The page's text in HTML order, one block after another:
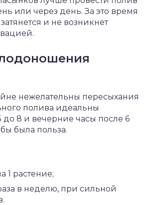
или через день. За это время
и не возникнет
нежелательны пересыхания
полива идеальны
до 8 и вечерние часы после 6
была польза.
1 растение;
в неделю, при сильной